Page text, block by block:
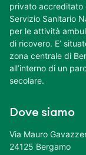
privato accreditato
Servizio Sanitario
per le attività
di ricovero. E’
zona centrale di
all’interno di un
secolare.
Dove siamo
Via Mauro
24125 Bergamo